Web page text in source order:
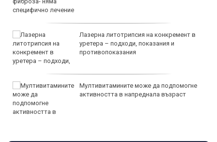
Лазерна литотрипсия на конкремент в
уретера – подходи, показания и
противопоказания
Мултивитамините може да подпомогне
активността в напреднала възраст